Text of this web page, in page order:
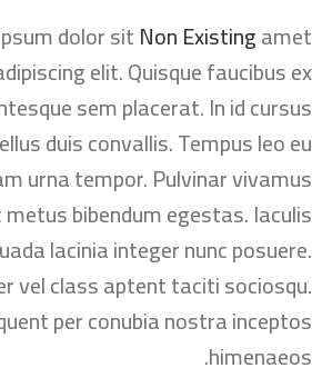
dolor sitNon Existingamet
elit. Quisque faucibus ex
sem placerat. In id cursus
duis convallis. Tempus leo eu
urna tempor. Pulvinar vivamus
bibendum egestas. Iaculis
lacinia integer nunc posuere.
vel class aptent taciti sociosqu.
per conubia nostra inceptos
himenaeos.